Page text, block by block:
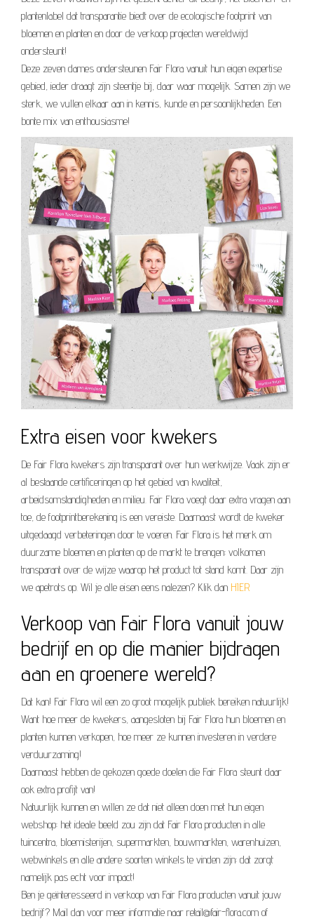
plantenlabel dat transparantie biedt over de ecologische footprint van
bloemen en planten en door de verkoop projecten wereldwijd
ondersteunt!
Deze zeven dames ondersteunen Fair Flora vanuit hun eigen expertise
gebied, ieder draagt zijn steentje bij, daar waar mogelijk. Samen zijn we
sterk, we vullen elkaar aan in kennis, kunde en persoonlijkheden. Een
bonte mix van enthousiasme!
Extra eisen voor kwekers
De Fair Flora kwekers zijn transparant over hun werkwijze. Vaak zijn er
al bestaande certificeringen op het gebied van kwaliteit,
arbeidsomstandigheden en milieu. Fair Flora voegt daar extra vragen aan
toe, de footprintberekening is een vereiste. Daarnaast wordt de kweker
uitgedaagd verbeteringen door te voeren. Fair Flora is het merk om
duurzame bloemen en planten op de markt te brengen: volkomen
transparant over de wijze waarop het product tot stand komt. Daar zijn
we apetrots op. Wil je alle eisen eens nalezen? Klik dan HIER
Verkoop van Fair Flora vanuit jouw
bedrijf en op die manier bijdragen
aan en groenere wereld?
Dat kan! Fair Flora wil een zo groot mogelijk publiek bereiken natuurlijk!
Want hoe meer de kwekers, aangesloten bij Fair Flora hun bloemen en
planten kunnen verkopen, hoe meer ze kunnen investeren in verdere
verduurzaming!
Daarnaast hebben de gekozen goede doelen die Fair Flora steunt daar
ook extra profijt van!
Natuurlijk kunnen en willen ze dat niet alleen doen met hun eigen
webshop: het ideale beeld zou zijn dat Fair Flora producten in alle
tuincentra, bloemisterijen, supermarkten, bouwmarkten, warenhuizen,
webwinkels en alle andere soorten winkels te vinden zijn: dat zorgt
namelijk pas echt voor impact!
Ben je geïnteresseerd in verkoop van Fair Flora producten vanuit jouw
bedrijf? Mail dan voor meer informatie naar retail@fair-flora.com of